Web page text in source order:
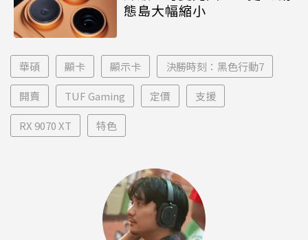
態島大幅縮小
華碩 顯卡 顯示卡 決勝時刻：黑色行動7
開賣 TUF Gaming 定價 支援
RX 9070 XT 特色